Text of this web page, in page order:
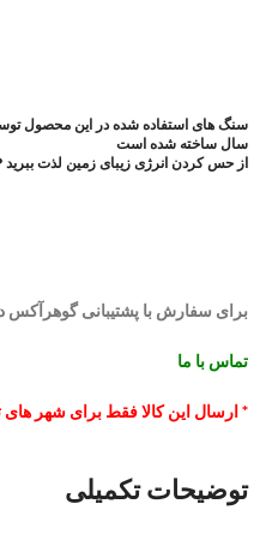
سنگ های استفاده شده در این محصول
سال ساخته شده است
از حس کردن انرژی زیبای زمین لذت
برای سفارش با پشتیبانی گوهرآکس
تماس با ما
* ارسال این کالا فقط برای شهر
توضیحات تکمیلی